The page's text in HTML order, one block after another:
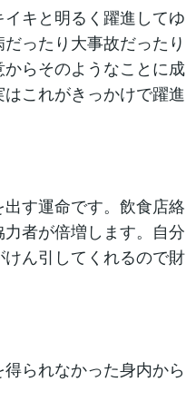
キと明るく躍進してゆ
ったり大事故だったり
らそのようなことに成
これがきっかけで躍進
す運命です。飲食店絡
者が倍増します。自分
ん引してくれるので財
られなかった身内から